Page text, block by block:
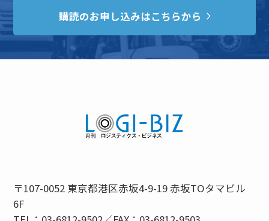
購読のお申し込みはこちらから
〒107-0052 東京都港区赤坂4-9-19 赤坂TOタマビル
6F